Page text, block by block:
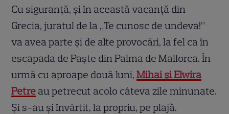
Cu siguranță, și în această vacanță din
Grecia, juratul de la „Te cunosc de undeva!”
va avea parte și de alte provocări, la fel ca în
escapada de Paște din Palma de Mallorca. În
urmă cu aproape două luni,Mihai și Elwira
Petre au petrecut acolo câteva zile minunate.
Și s-au și învârtit, la propriu, pe plajă.